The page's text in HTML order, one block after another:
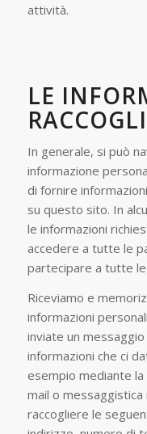
attività.
LE
In generale, si può
informazione
di fornire
su questo sito. In
le informazioni
accedere a tutte le
partecipare a tutte
Riceviamo e
informazioni
inviate un
informazioni che ci
esempio mediante
mail o
raccogliere le